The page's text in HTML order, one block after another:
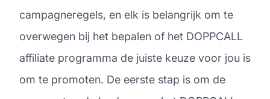
campagneregels, en elk is belangrijk om te
overwegen bij het bepalen of het DOPPCALL
affiliate programma de juiste keuze voor jou is
om te promoten. De eerste stap is om de